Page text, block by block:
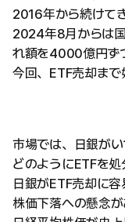
2016年から続けて
2024年8月からは
れ額を4000億円ず
今回、ETF売却まで
市場では、日銀がい
どのようにETFを処
日銀がETF売却に容
株価下落への懸念が